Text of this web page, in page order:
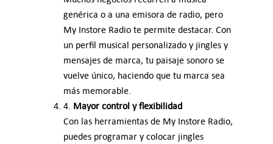
genérica o a una emisora de radio, pero
My Instore Radio te permite destacar. Con
un perfil musical personalizado y jingles y
mensajes de marca, tu paisaje sonoro se
vuelve único, haciendo que tu marca sea
más memorable.
4. Mayor control y flexibilidad
Con las herramientas de My Instore Radio,
puedes programar y colocar jingles